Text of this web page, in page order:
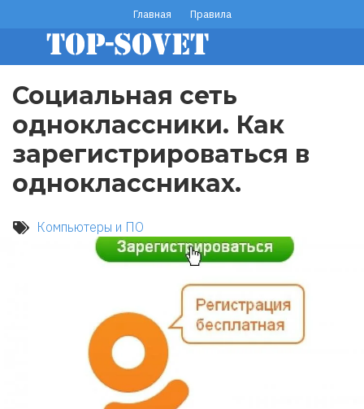
основному
содержанию
footer
menu
Главная Правила
Социальная сеть
одноклассники. Как
зарегистрироваться в
одноклассниках.
Компьютеры и ПО